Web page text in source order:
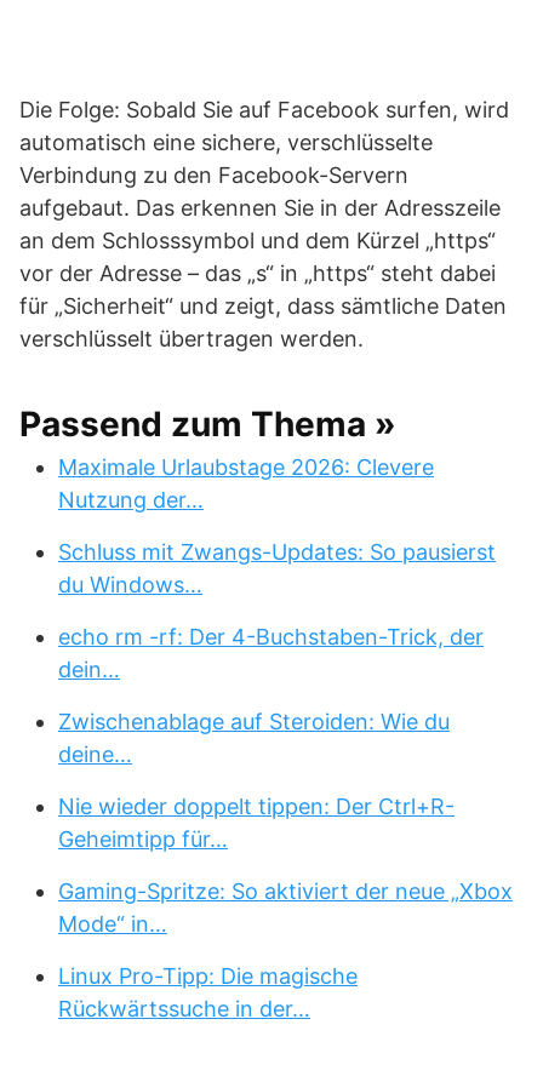
Die Folge: Sobald Sie auf Facebook surfen, wird
automatisch eine sichere, verschlüsselte
Verbindung zu den Facebook-Servern
aufgebaut. Das erkennen Sie in der Adresszeile
an dem Schlosssymbol und dem Kürzel „https“
vor der Adresse – das „s“ in „https“ steht dabei
für „Sicherheit“ und zeigt, dass sämtliche Daten
verschlüsselt übertragen werden.
Passend zum Thema »
Maximale Urlaubstage 2026: Clevere
Nutzung der…
Schluss mit Zwangs-Updates: So pausierst
du Windows…
echo rm -rf: Der 4-Buchstaben-Trick, der
dein…
Zwischenablage auf Steroiden: Wie du
deine…
Nie wieder doppelt tippen: Der Ctrl+R-
Geheimtipp für…
Gaming-Spritze: So aktiviert der neue „Xbox
Mode“ in…
Linux Pro-Tipp: Die magische
Rückwärtssuche in der…